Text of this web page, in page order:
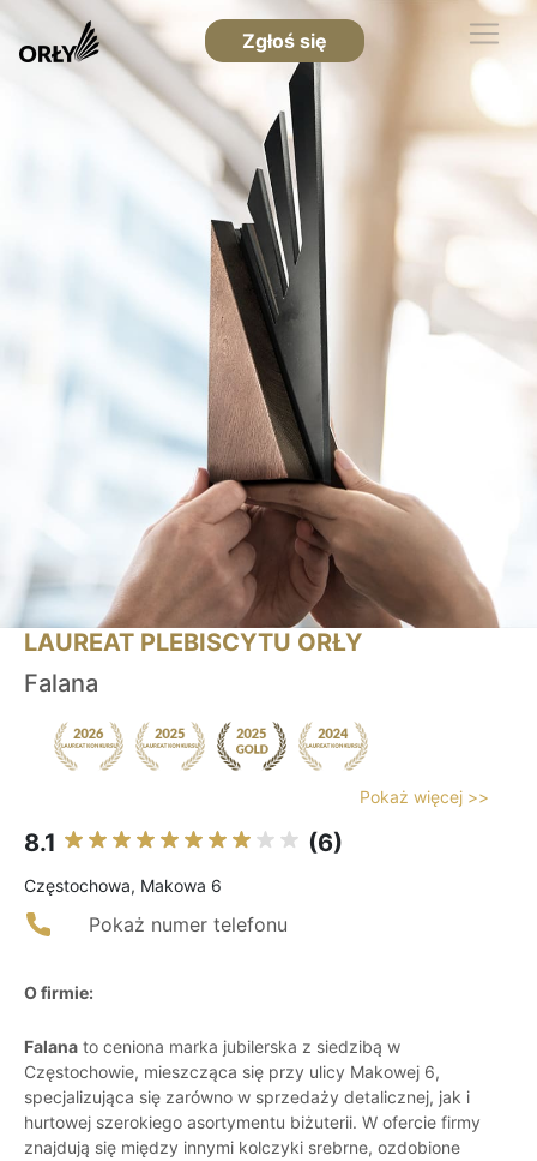
Zgłoś się
LAUREAT PLEBISCYTU ORŁY
Falana
Pokaż więcej >>
8.1 (6)
Częstochowa, Makowa 6
Pokaż numer telefonu
O firmie:
Falana to ceniona marka jubilerska z siedzibą w
Częstochowie, mieszcząca się przy ulicy Makowej 6,
specjalizująca się zarówno w sprzedaży detalicznej, jak i
hurtowej szerokiego asortymentu biżuterii. W ofercie firmy
znajdują się między innymi kolczyki srebrne, ozdobione